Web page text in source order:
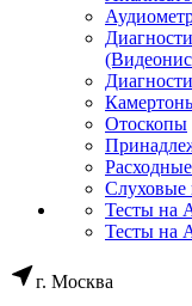
Отоскопы
Тесты на
Тесты на
г. Москва